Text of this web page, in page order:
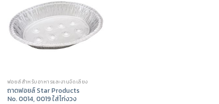
ฟอยล์สำหรับอาหารและงานจัดเลี้ยง
ถาดฟอยล์ Star Products
No. 0014, 0019 ใส่ไก่งวง